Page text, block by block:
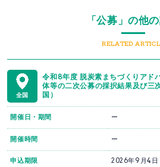
「公募」の他
RELATED
全国
令和8年度 脱炭素まちづくりアド
体等の二次公募の採択結果及び三
国）
開催日・期間 ー
開催時間 ー
申込期限 2026年9月4日